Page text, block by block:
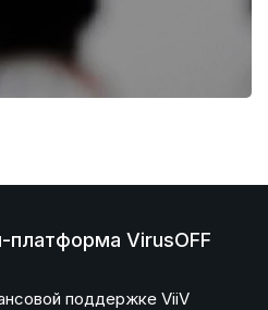
платформа VirusOFF
поддержке ViiV